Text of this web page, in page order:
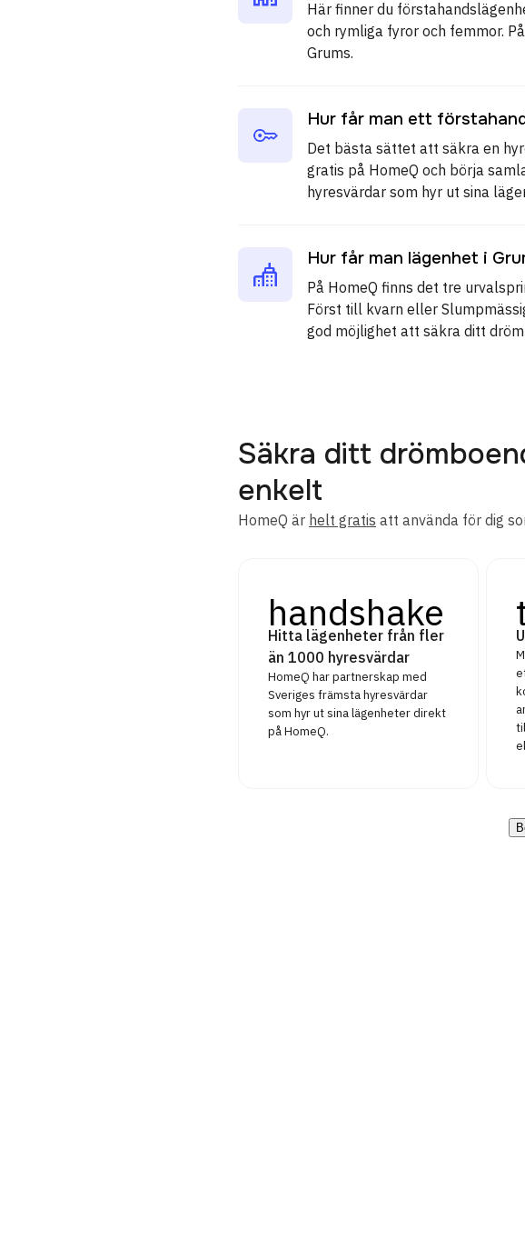
Här finner du
och rymliga fyror och femmor.
Grums.
Hur får man ett
Det bästa sättet att säkra en
gratis på HomeQ och börja
hyresvärdar som hyr ut sina
Hur får man lägenhet i
På HomeQ finns det tre
Först till kvarn eller
god möjlighet att säkra ditt
Säkra ditt
enkelt
HomeQ är helt gratis att använda för dig
handshake
Hitta lägenheter från fler
än 1000 hyresvärdar
HomeQ har partnerskap med
Sveriges främsta hyresvärdar
som hyr ut sina lägenheter direkt
på HomeQ.